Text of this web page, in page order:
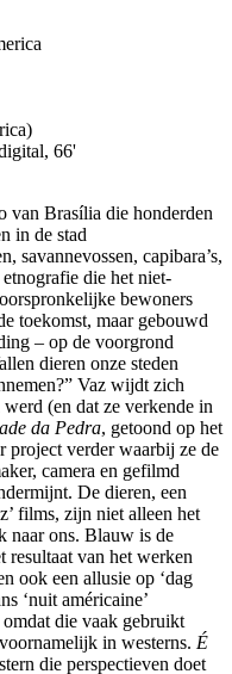
66'
van Brasília die honderden
in de stad
savannevossen, capibara’s,
die het niet-
bewoners
toekomst, maar gebouwd
– op de voorgrond
dieren onze steden
Vaz wijdt zich
(en dat ze verkende in
da Pedra, getoond op het
project verder waarbij ze de
camera en gefilmd
De dieren, een
films, zijn niet alleen het
naar ons. Blauw is de
resultaat van het werken
ook een allusie op ‘dag
‘nuit américaine’
die vaak gebruikt
in westerns. É
die perspectieven doet